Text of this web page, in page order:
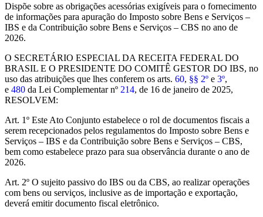
Dispõe sobre as obrigações acessórias exigíveis para o fornecimento
de informações para apuração do Imposto sobre Bens e Serviços –
IBS e da Contribuição sobre Bens e Serviços – CBS no ano de
2026.
O SECRETÁRIO ESPECIAL DA RECEITA FEDERAL DO
BRASIL E O PRESIDENTE DO COMITÊ GESTOR DO IBS, no
uso das atribuições que lhes conferem os arts. 60, §§ 2º e 3º,
e 480 da Lei Complementar nº 214, de 16 de janeiro de 2025,
RESOLVEM:
Art. 1º Este Ato Conjunto estabelece o rol de documentos fiscais a
serem recepcionados pelos regulamentos do Imposto sobre Bens e
Serviços – IBS e da Contribuição sobre Bens e Serviços – CBS,
bem como estabelece prazo para sua observância durante o ano de
2026.
Art. 2º O sujeito passivo do IBS ou da CBS, ao realizar operações
com bens ou serviços, inclusive as de importação e exportação,
deverá emitir documento fiscal eletrônico.